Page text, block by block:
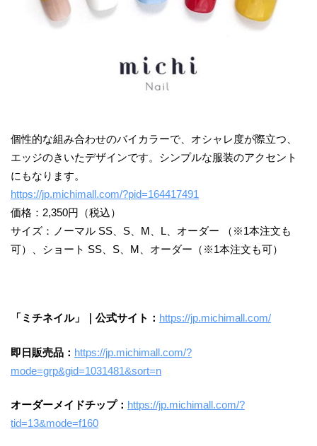
個性的な組み合わせのバイカラーで、オシャレ度が際立つ、
エッジのきいたデザインです。シンプルな服装のアクセント
にもなります。
https://jp.michimall.com/?pid=164417491
価格：2,350円（税込）
サイズ：ノーマル SS、S、M、L、オーダー （※1本注文も
可）、ショート SS、S、M、オーダー（※1本注文も可）
「ミチネイル」｜公式サイト： https://jp.michimall.com/
即日販売品： https://jp.michimall.com/?
mode=grp&gid=1031481&sort=n
オーダーメイドチップ： https://jp.michimall.com/?
tid=13&mode=f160